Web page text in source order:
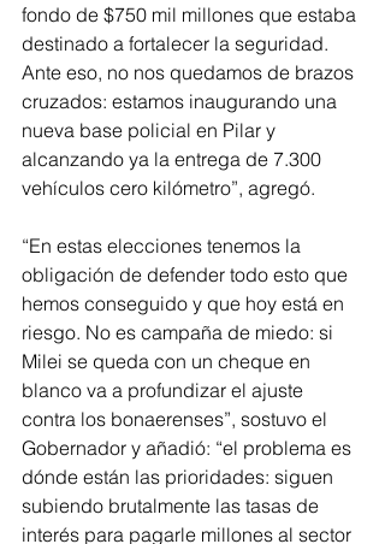
fondo de $750 mil millones que estaba
destinado a fortalecer la seguridad.
Ante eso, no nos quedamos de brazos
cruzados: estamos inaugurando una
nueva base policial en Pilar y
alcanzando ya la entrega de 7.300
vehículos cero kilómetro”, agregó.
“En estas elecciones tenemos la
obligación de defender todo esto que
hemos conseguido y que hoy está en
riesgo. No es campaña de miedo: si
Milei se queda con un cheque en
blanco va a profundizar el ajuste
contra los bonaerenses”, sostuvo el
Gobernador y añadió: “el problema es
dónde están las prioridades: siguen
subiendo brutalmente las tasas de
interés para pagarle millones al sector